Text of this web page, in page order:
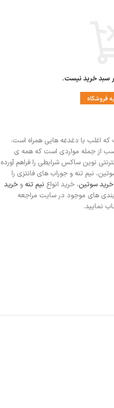
خرید نیست.
فروشگاه
که اغلب با دغدغه هایی همراه است.
از جمله مواردی است که همه ی
نوین ساکس شرایطی را فراهم آورده
نیم تنه و جوراب های فانتزی را
خرید سوتین، خرید انواع نیم تنه و خرید
های موجود در سایت مراجعه
نمایید.